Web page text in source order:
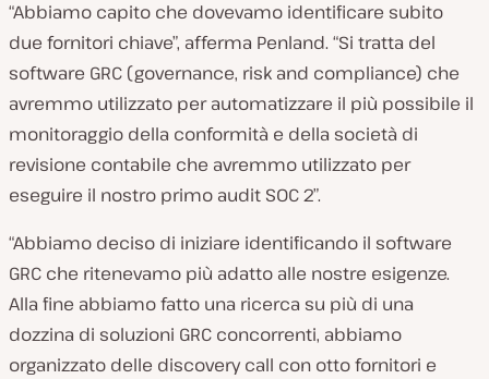
“Abbiamo capito che dovevamo identificare subito
due fornitori chiave”, afferma Penland. “Si tratta del
software GRC (governance, risk and compliance) che
avremmo utilizzato per automatizzare il più possibile il
monitoraggio della conformità e della società di
revisione contabile che avremmo utilizzato per
eseguire il nostro primo audit SOC 2”.
“Abbiamo deciso di iniziare identificando il software
GRC che ritenevamo più adatto alle nostre esigenze.
Alla fine abbiamo fatto una ricerca su più di una
dozzina di soluzioni GRC concorrenti, abbiamo
organizzato delle discovery call con otto fornitori e